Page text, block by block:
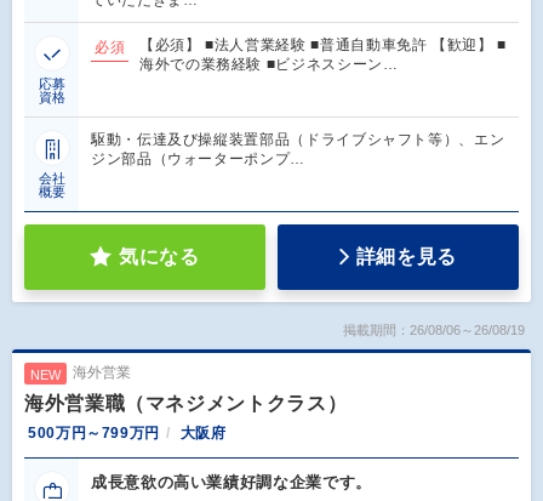
応募
資格
必須
【必須】 ■法人営業経験 ■普通自動車免許 【歓迎】 ■
海外での業務経験 ■ビジネスシーン…
会社
概要
駆動・伝達及び操縦装置部品（ドライブシャフト等）、エン
ジン部品（ウォーターポンプ…
気になる 詳細を見る
掲載期間：26/08/06～26/08/19
NEW 海外営業
海外営業職（マネジメントクラス）
500万円～799万円 大阪府
成長意欲の高い業績好調な企業です。